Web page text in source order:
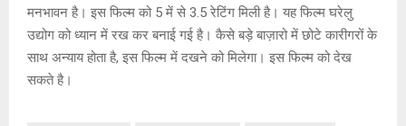
मनभावन है। इस फिल्म को 5 में से 3.5 रेटिंग मिली है। यह फिल्म घरेलु
उद्योग को ध्यान में रख कर बनाई गई है। कैसे बड़े बाज़ारो में छोटे कारीगरों के
साथ अन्याय होता है, इस फिल्म में दखने को मिलेगा। इस फिल्म को देख
सकते है।